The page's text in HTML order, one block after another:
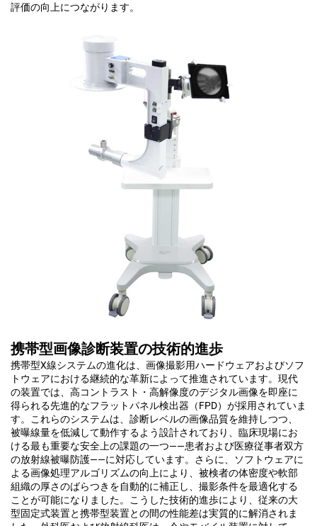
評価の向上につながります。
携帯型画像診断装置の技術的進歩
携帯型X線システムの進化は、画像撮影用ハードウェアおよびソフ
トウェアにおける継続的な革新によって推進されています。現代
の装置では、高コントラスト・高解像度のデジタル画像を即座に
得られる先進的なフラットパネル検出器（FPD）が採用されていま
す。これらのシステムは、診断レベルの画像品質を維持しつつ、
被曝線量を低減して動作するよう設計されており、臨床現場にお
ける最も重要な安全上の課題の一つ——患者および医療従事者双方
の放射線被曝防護——に対応しています。さらに、ソフトウェアに
よる画像処理アルゴリズムの向上により、被検者の体密度や軟部
組織の厚さのばらつきを自動的に補正し、撮影条件を最適化する
ことが可能になりました。こうした技術的進歩により、従来の大
型固定式装置と携帯型装置との間の性能差は実質的に解消されま